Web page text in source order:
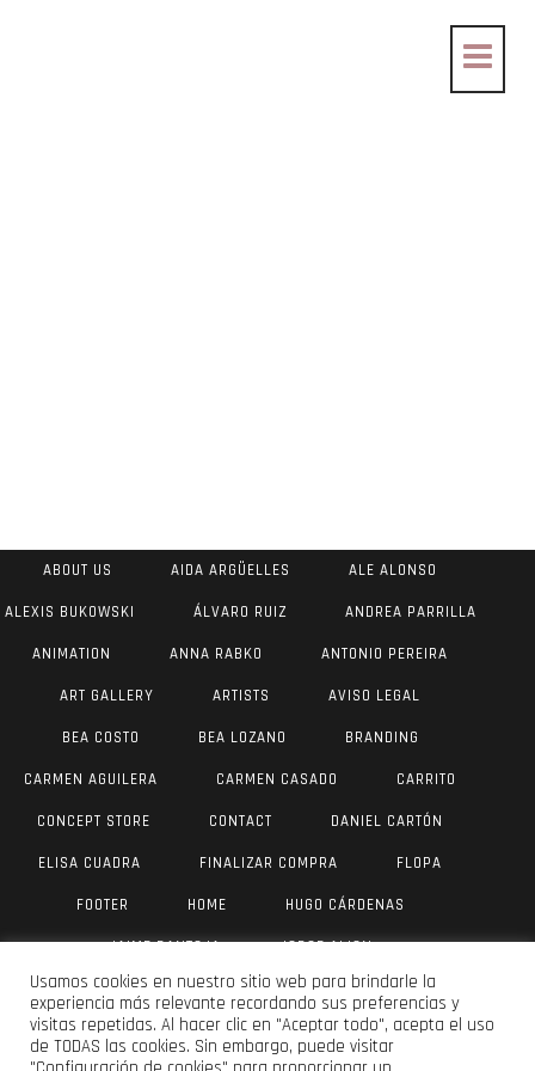
ABOUT US AIDA ARGÜELLES ALE ALONSO
ALEXIS BUKOWSKI ÁLVARO RUIZ ANDREA PARRILLA
ANIMATION ANNA RABKO ANTONIO PEREIRA
ART GALLERY ARTISTS AVISO LEGAL
BEA COSTO BEA LOZANO BRANDING
CARMEN AGUILERA CARMEN CASADO CARRITO
CONCEPT STORE CONTACT DANIEL CARTÓN
ELISA CUADRA FINALIZAR COMPRA FLOPA
FOOTER HOME HUGO CÁRDENAS
JAIME PANTOJA JORGE AIJON
JUAN ANTONIO VALVERDE JULIA YUS LAU DÍAZ
LUIS VANEGAS MAR OLIVER MI CUENTA
Usamos cookies en nuestro sitio web para brindarle la
experiencia más relevante recordando sus preferencias y
visitas repetidas. Al hacer clic en "Aceptar todo", acepta el uso
de TODAS las cookies. Sin embargo, puede visitar